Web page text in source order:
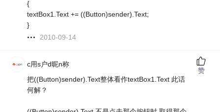
{
textBox1.Text += ((Button)sender).Text;
}
2010-09-14
c用s户d昵n称
把((Button)sender).Text整体看作textBox1.Text 此话
何解？
赞